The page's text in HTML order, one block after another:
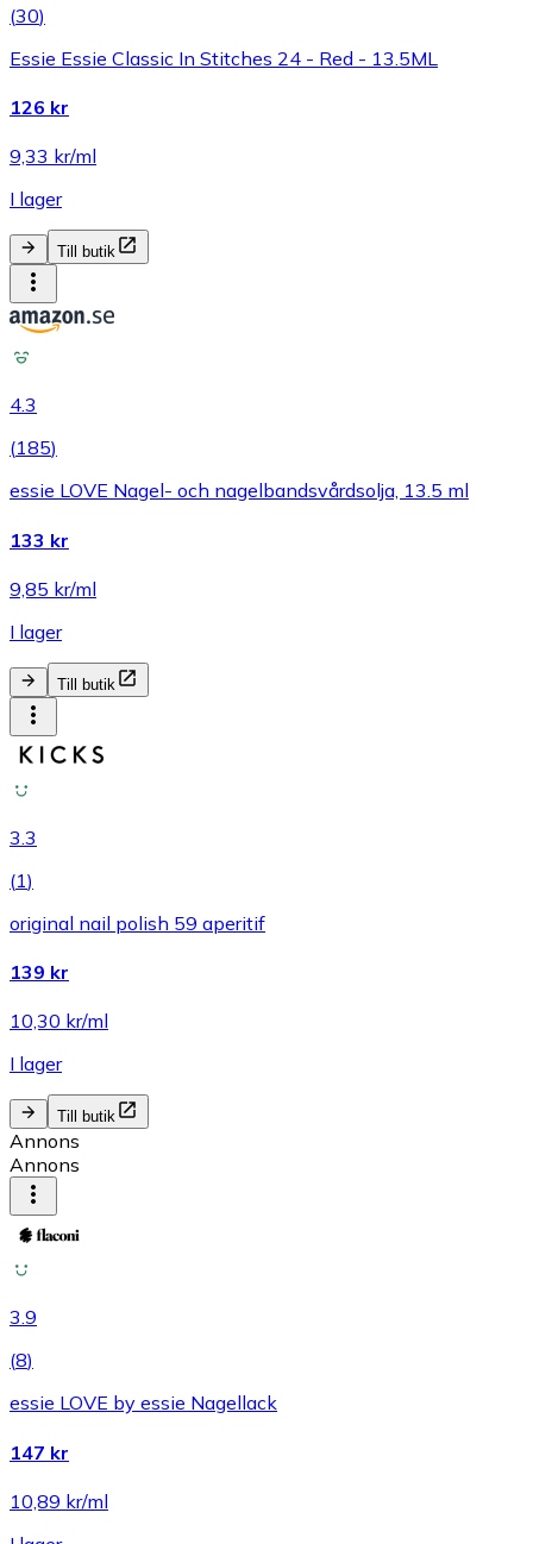
(30)
Essie Essie Classic In Stitches 24 - Red - 13.5ML
126 kr
9,33 kr/ml
I lager
Till butik
4.3
(185)
essie LOVE Nagel- och nagelbandsvårdsolja, 13.5 ml
133 kr
9,85 kr/ml
I lager
Till butik
3.3
(1)
original nail polish 59 aperitif
139 kr
10,30 kr/ml
I lager
Till butik
Annons
Annons
3.9
(8)
essie LOVE by essie Nagellack
147 kr
10,89 kr/ml